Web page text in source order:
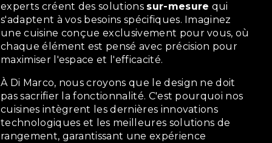
experts créent des solutions sur-mesure qui
s'adaptent à vos besoins spécifiques. Imaginez
une cuisine conçue exclusivement pour vous, où
chaque élément est pensé avec précision pour
maximiser l'espace et l'efficacité.
À Di Marco, nous croyons que le design ne doit
pas sacrifier la fonctionnalité. C'est pourquoi nos
cuisines intègrent les dernières innovations
technologiques et les meilleures solutions de
rangement, garantissant une expérience